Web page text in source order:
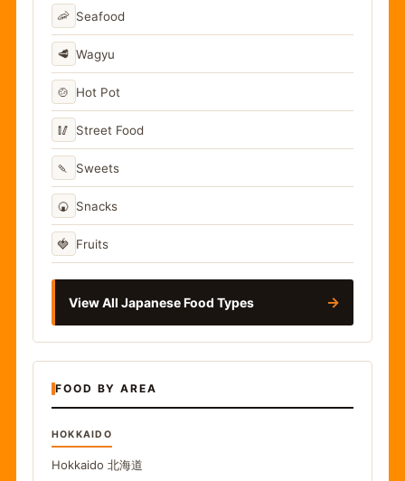
🦐 Seafood
🥩 Wagyu
🍲 Hot Pot
🥢 Street Food
🍡 Sweets
🍘 Snacks
🍓 Fruits
View All Japanese Food Types →
FOOD BY AREA
HOKKAIDO
Hokkaido 北海道